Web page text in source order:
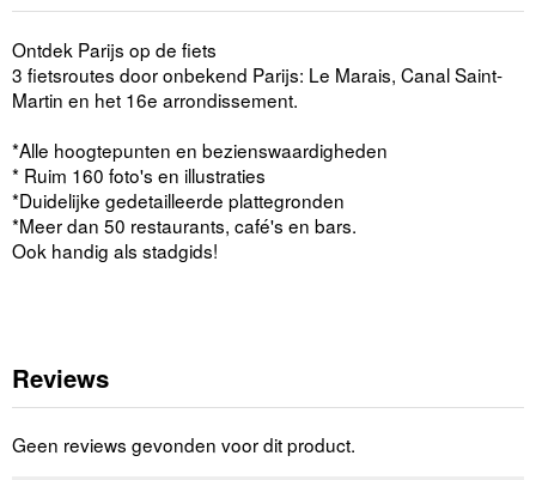
Ontdek Parijs op de fiets
3 fietsroutes door onbekend Parijs: Le Marais, Canal Saint-
Martin en het 16e arrondissement.
*Alle hoogtepunten en bezienswaardigheden
* Ruim 160 foto's en illustraties
*Duidelijke gedetailleerde plattegronden
*Meer dan 50 restaurants, café's en bars.
Ook handig als stadgids!
Reviews
Geen reviews gevonden voor dit product.